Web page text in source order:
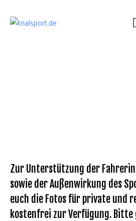
Zur Unterstützung der
sowie der Außenwirkung des
euch die Fotos für private und
kostenfrei zur Verfügung. Bitte